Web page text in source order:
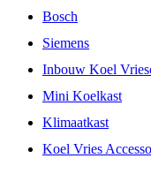
Bosch
Siemens
Inbouw Koel
Mini Koelkast
Klimaatkast
Koel Vries